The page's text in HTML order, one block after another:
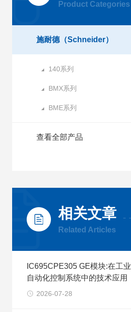
Product Categories
施耐德（Schneider）
140系列
BMX系列
BME系列
查看全部产品
相关文章
Related Articles
IC695CPE305 GE模块:在工业
自动化控制系统中的技术应用
2026-07-28